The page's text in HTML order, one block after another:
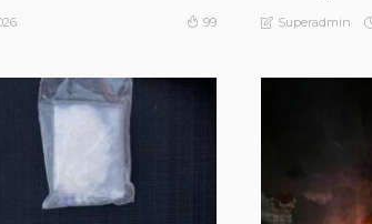
99 Superadmin